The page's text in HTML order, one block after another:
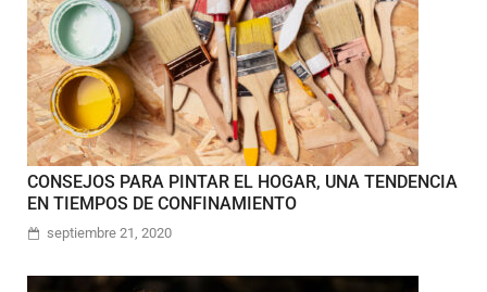
CONSEJOS PARA PINTAR EL HOGAR, UNA TENDENCIA
EN TIEMPOS DE CONFINAMIENTO
septiembre 21, 2020